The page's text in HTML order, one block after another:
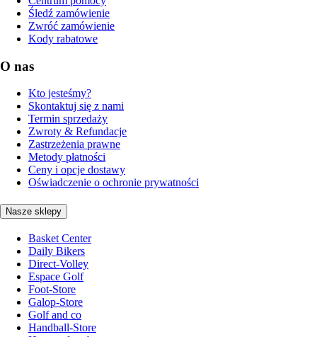
Śledź zamówienie
Zwróć zamówienie
Kody rabatowe
O nas
Kto jesteśmy?
Skontaktuj się z nami
Termin sprzedaży
Zwroty & Refundacje
Zastrzeżenia prawne
Metody płatności
Ceny i opcje dostawy
Oświadczenie o ochronie prywatności
Nasze sklepy
Basket Center
Daily Bikers
Direct-Volley
Espace Golf
Foot-Store
Galop-Store
Golf and co
Handball-Store